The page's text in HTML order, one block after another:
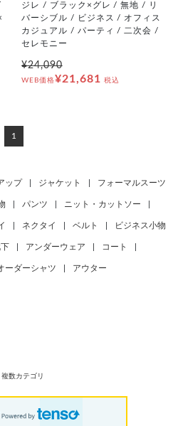
ジレ / ブラック×グレ / 無地 / リ
バーシブル / ビジネス / オフィス
カジュアル / パーティ / 二次会 /
セレモニー
¥24,090
WEB価格¥21,681 税込
1
ップ ジャケット フォーマルスーツ
パンツ ニット・カットソー
ネクタイ ベルト ビジネス小物
アンダーウェア コート
ーダーシャツ アウター
複数カテゴリ